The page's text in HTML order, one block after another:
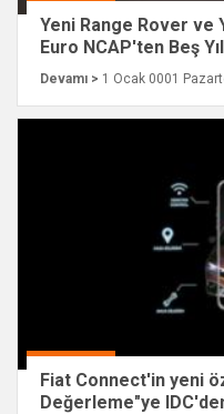
Yeni Range Rover ve
Euro NCAP'ten Beş
Devamı > 1 Ocak 0001
Fiat Connect'in yeni
Değerleme"ye